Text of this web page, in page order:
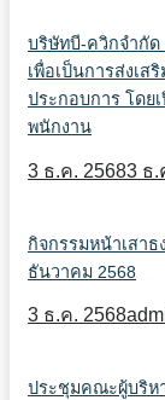
บริษัทบี-ควิกจํากัด
เพื่อเป็นการส่งเ
ประกอบการ โดย
พนักงาน
3 ธ.ค. 25683 ธ.
กิจกรรมหน้าเสาธ
ธันวาคม 2568
3 ธ.ค. 2568
ประชุมคณะผู้บริห